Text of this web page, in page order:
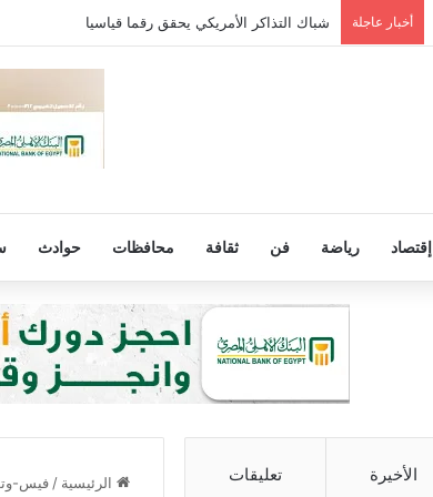
أخبار عاجلة شباك التذاكر الأمريكي يحقق رقما قياسيا
إقتصاد رياضة فن ثقافة محافظات حوادث
الرئيسية / فيس- الأخيرة تعليقات